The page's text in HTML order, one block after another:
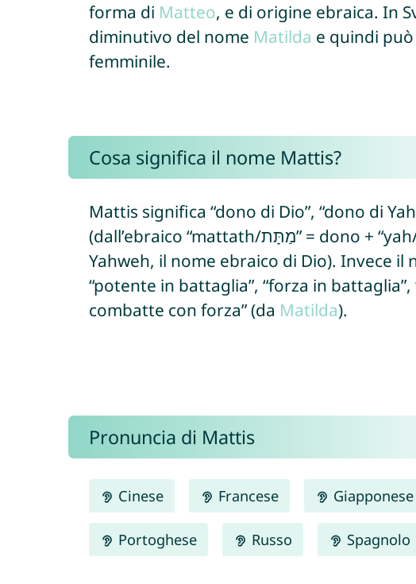
forma di Matteo, e di origine ebraica. In
diminutivo del nome Matilda e quindi
femminile.
Cosa significa il nome Mattis?
Mattis significa “dono di Dio”, “dono di
(dall’ebraico “mattath/מַתָּת” = dono + “yah/יָה” = abbreviazione di
Yahweh, il nome ebraico di Dio). Invece il
“potente in battaglia”, “forza in
combatte con forza” (da Matilda).
Pronuncia di Mattis
Cinese Francese Giapponese
Portoghese Russo Spagnolo